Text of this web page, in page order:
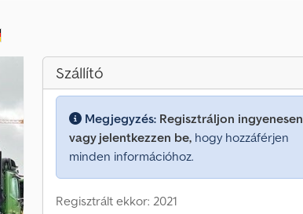
Szállító
Megjegyzés: Regisztráljon ingyenesen
vagy jelentkezzen be, hogy hozzáférjen
minden információhoz.
Regisztrált ekkor: 2021